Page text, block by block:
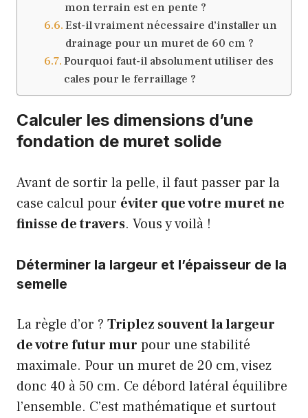
mon terrain est en pente ?
Est-il vraiment nécessaire d’installer un
drainage pour un muret de 60 cm ?
Pourquoi faut-il absolument utiliser des
cales pour le ferraillage ?
Calculer les dimensions d’une
fondation de muret solide
Avant de sortir la pelle, il faut passer par la
case calcul pour éviter que votre muret ne
finisse de travers. Vous y voilà !
Déterminer la largeur et l’épaisseur de la
semelle
La règle d’or ? Triplez souvent la largeur
de votre futur mur pour une stabilité
maximale. Pour un muret de 20 cm, visez
donc 40 à 50 cm. Ce débord latéral équilibre
l’ensemble. C’est mathématique et surtout